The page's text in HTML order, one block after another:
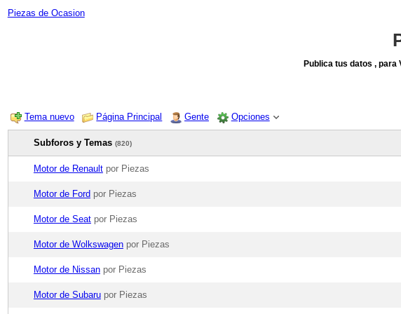
Piezas de Ocasion
Publica tus datos ,
Tema nuevo Página Principal Gente Opciones
Subforos y Temas (820)
Motor de Renault por Piezas
Motor de Ford por Piezas
Motor de Seat por Piezas
Motor de Wolkswagen por Piezas
Motor de Nissan por Piezas
Motor de Subaru por Piezas